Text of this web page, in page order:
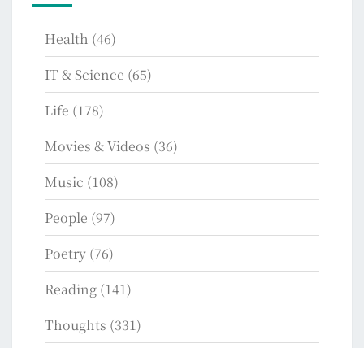
Health (46)
IT & Science (65)
Life (178)
Movies & Videos (36)
Music (108)
People (97)
Poetry (76)
Reading (141)
Thoughts (331)